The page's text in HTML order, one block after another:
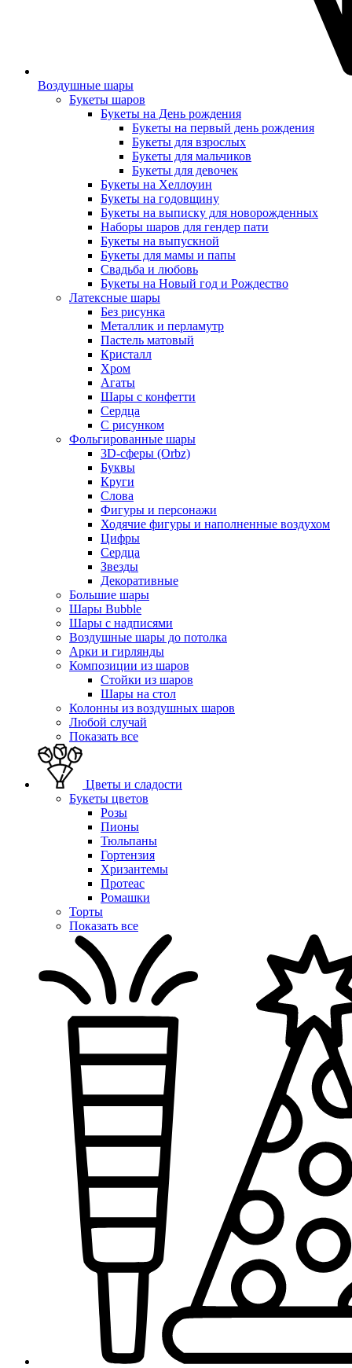
Воздушные шары
Букеты шаров
Букеты на День рождения
Букеты на первый день рождения
Букеты для взрослых
Букеты для мальчиков
Букеты для девочек
Букеты на Хеллоуин
Букеты на годовщину
Букеты на выписку для новорожденных
Наборы шаров для гендер пати
Букеты на выпускной
Букеты для мамы и папы
Свадьба и любовь
Букеты на Новый год и Рождество
Латексные шары
Без рисунка
Металлик и перламутр
Пастель матовый
Кристалл
Хром
Агаты
Шары с конфетти
Сердца
С рисунком
Фольгированные шары
3D-сферы (Orbz)
Буквы
Круги
Слова
Фигуры и персонажи
Ходячие фигуры и наполненные воздухом
Цифры
Сердца
Звезды
Декоративные
Большие шары
Шары Bubble
Шары с надписями
Воздушные шары до потолка
Арки и гирлянды
Композиции из шаров
Стойки из шаров
Шары на стол
Колонны из воздушных шаров
Любой случай
Показать все
Цветы и сладости
Букеты цветов
Розы
Пионы
Тюльпаны
Гортензия
Хризантемы
Протеас
Ромашки
Торты
Показать все